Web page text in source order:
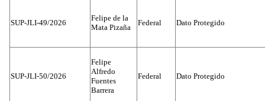
SUP-JLI-49/2026
Felipe de la
Mata Pizaña
Federal Dato Protegido
SUP-JLI-50/2026
Felipe
Alfredo
Fuentes
Barrera
Federal Dato Protegido